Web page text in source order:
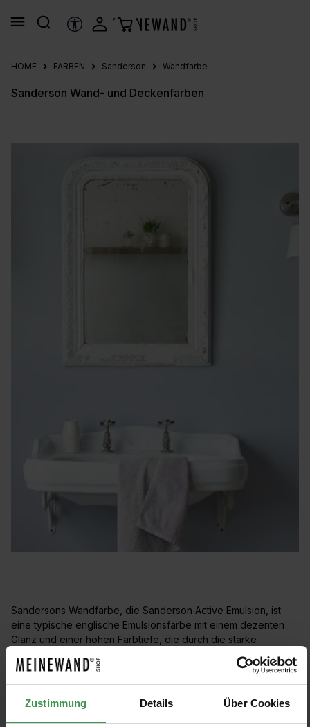
Zustimmung Details Über Cookies
springen
HILFSTOOLS
HOME FARBEN Sanderson Wandfarbe
Sanderson Wand- und Deckenfarben
Sandersons Wandfarbe, die Sanderson Active Emulsion, ist
eine typische englische Emulsionsfarbe mit einem dezenten
Glanz und einer hohen Farbtiefe, die durch die starke
Pigmentierung und den geringen Füllstoffanteil erreicht wird.